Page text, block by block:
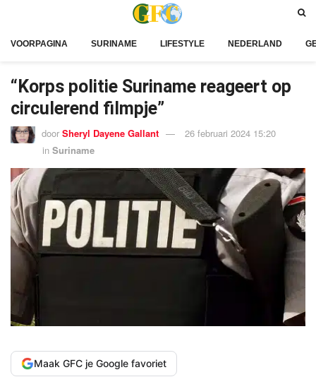
VOORPAGINA SURINAME LIFESTYLE NEDERLAND
“Korps politie Suriname reageert op
circulerend filmpje”
door Sheryl Dayene Gallant
26 februari 2024 15:20
in Suriname
Maak GFC je Google favoriet